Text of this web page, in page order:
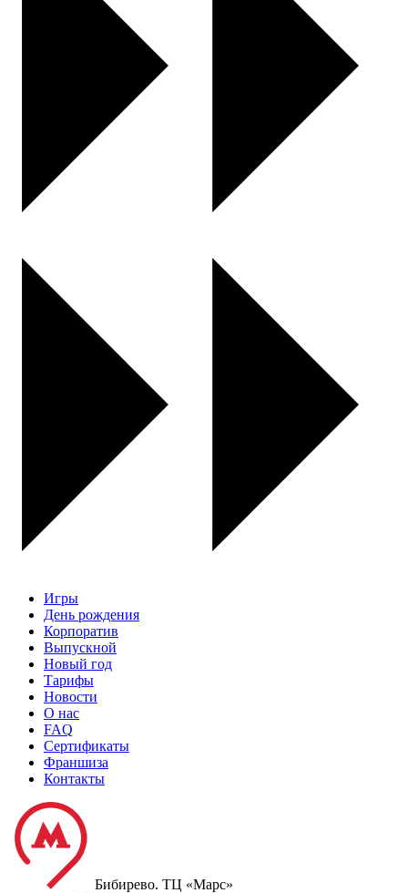
Игры
День рождения
Корпоратив
Выпускной
Новый год
Тарифы
Новости
О нас
FAQ
Сертификаты
Франшиза
Контакты
Бибирево. ТЦ «Марс»